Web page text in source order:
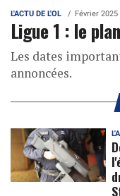
L'ACTU DE L'OL Février 2025
Ligue 1 : le
Les dates
annoncées.